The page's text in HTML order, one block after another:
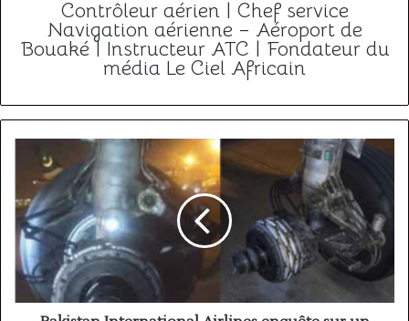
Contrôleur aérien | Chef service
Navigation aérienne – Aéroport de
Bouaké | Instructeur ATC | Fondateur du
média Le Ciel Africain
Pakistan
International
Airlines
enquête
sur
un
atterrissage
sans
une